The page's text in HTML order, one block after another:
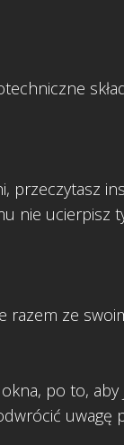
przeczytasz
nie ucierpisz
ze
po to, aby
uwagę